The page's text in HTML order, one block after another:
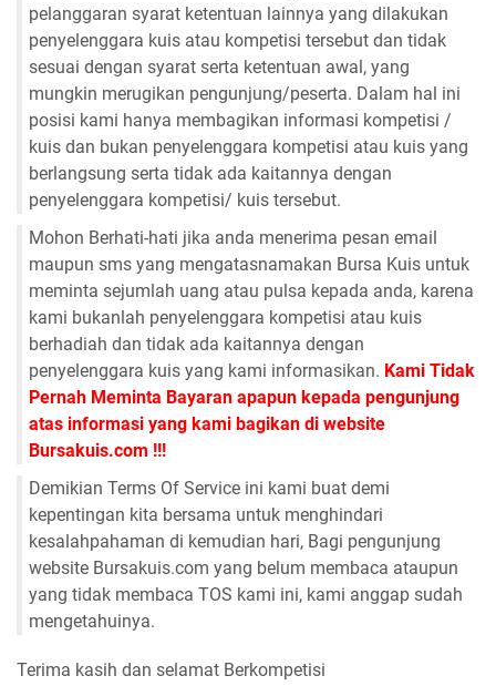
pelanggaran syarat ketentuan lainnya yang dilakukan
penyelenggara kuis atau kompetisi tersebut dan tidak
sesuai dengan syarat serta ketentuan awal, yang
mungkin merugikan pengunjung/peserta. Dalam hal ini
posisi kami hanya membagikan informasi kompetisi /
kuis dan bukan penyelenggara kompetisi atau kuis yang
berlangsung serta tidak ada kaitannya dengan
penyelenggara kompetisi/ kuis tersebut.
Mohon Berhati-hati jika anda menerima pesan email
maupun sms yang mengatasnamakan Bursa Kuis untuk
meminta sejumlah uang atau pulsa kepada anda, karena
kami bukanlah penyelenggara kompetisi atau kuis
berhadiah dan tidak ada kaitannya dengan
penyelenggara kuis yang kami informasikan. Kami Tidak
Pernah Meminta Bayaran apapun kepada pengunjung
atas informasi yang kami bagikan di website
Bursakuis.com !!!
Demikian Terms Of Service ini kami buat demi
kepentingan kita bersama untuk menghindari
kesalahpahaman di kemudian hari, Bagi pengunjung
website Bursakuis.com yang belum membaca ataupun
yang tidak membaca TOS kami ini, kami anggap sudah
mengetahuinya.
Terima kasih dan selamat Berkompetisi